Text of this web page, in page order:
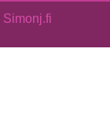
Simonj.fi